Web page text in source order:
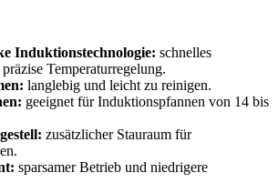
Induktionstechnologie: schnelles
Temperaturregelung.
langlebig und leicht zu reinigen.
geeignet für Induktionspfannen von 14 bis
zusätzlicher Stauraum für
sparsamer Betrieb und niedrigere